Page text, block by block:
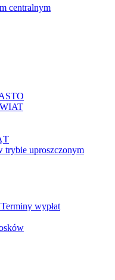
centralnym
trybie uproszczonym
wypłat